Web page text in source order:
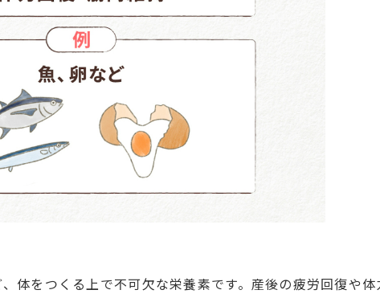
体をつくる上で不可欠な栄養素です。産後の疲労回復や体